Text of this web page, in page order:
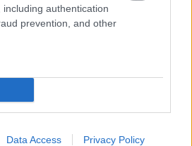
including authentication
prevention, and other
Data Access Privacy Policy